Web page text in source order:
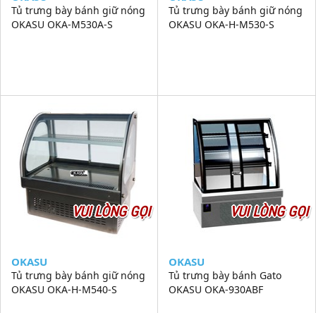
Tủ trưng bày bánh giữ nóng
OKASU OKA-M530A-S
Tủ trưng bày bánh giữ nóng
OKASU OKA-H-M530-S
VUI LÒNG GỌI
OKASU
Tủ trưng bày bánh giữ nóng
OKASU OKA-H-M540-S
VUI LÒNG GỌI
OKASU
Tủ trưng bày bánh Gato
OKASU OKA-930ABF